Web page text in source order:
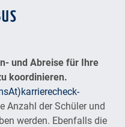
und Abreise für Ihre
koordinieren.
Anzahl der Schüler und
werden. Ebenfalls die